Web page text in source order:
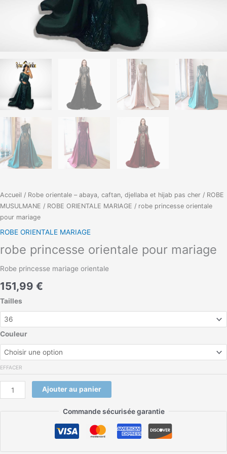
Accueil / Robe orientale – abaya, caftan, djellaba et hijab pas cher / ROBE
MUSULMANE / ROBE ORIENTALE MARIAGE / robe princesse orientale
pour mariage
ROBE ORIENTALE MARIAGE
robe princesse orientale pour mariage
Robe princesse mariage orientale
151,99 €
Tailles
Couleur
EFFACER
Ajouter au panier
Commande sécurisée garantie